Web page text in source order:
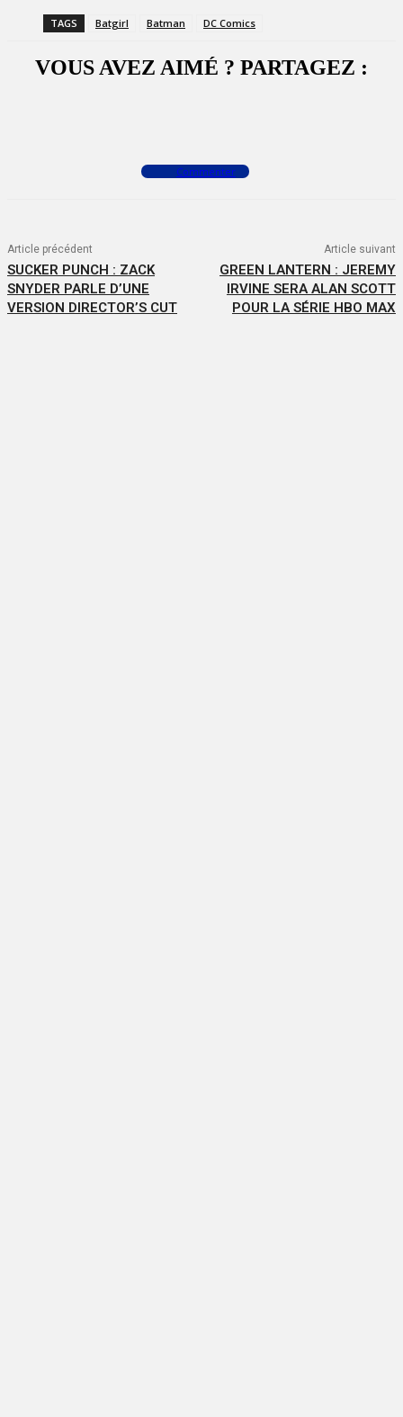
TAGS Batgirl Batman DC Comics
VOUS AVEZ AIMÉ ? PARTAGEZ :
Commenter
Article précédent
SUCKER PUNCH : ZACK
SNYDER PARLE D’UNE
VERSION DIRECTOR’S CUT
Article suivant
GREEN LANTERN : JEREMY
IRVINE SERA ALAN SCOTT
POUR LA SÉRIE HBO MAX